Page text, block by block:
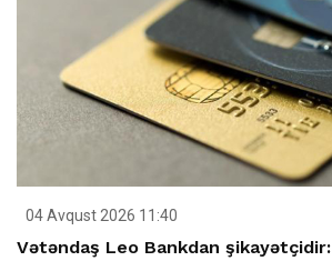
04 Avqust 2026 11:40
Vətəndaş Leo Bankdan şikayətçidir: